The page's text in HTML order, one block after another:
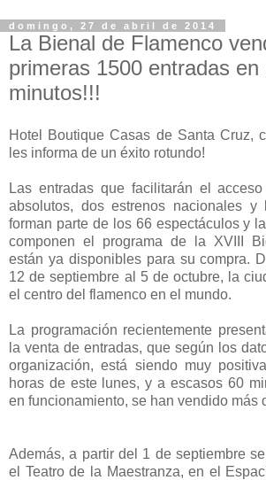
domingo, 27 de abril de 2014
La Bienal de Flamenco
primeras 1500 entradas en
minutos!!!
Hotel Boutique Casas de Santa Cruz,
les informa de un éxito rotundo!
Las entradas que facilitarán el
absolutos, dos estrenos nacionales
forman parte de los 66 espectáculos y
componen el programa de la XVIII
están ya disponibles para su compra.
12 de septiembre al 5 de octubre, la
el centro del flamenco en el mundo.
La programación recientemente
la venta de entradas, que según los
organización, está siendo muy
horas de este lunes, y a escasos 60
en funcionamiento, se han vendido más
Además, a partir del 1 de septiembre
el Teatro de la Maestranza, en el